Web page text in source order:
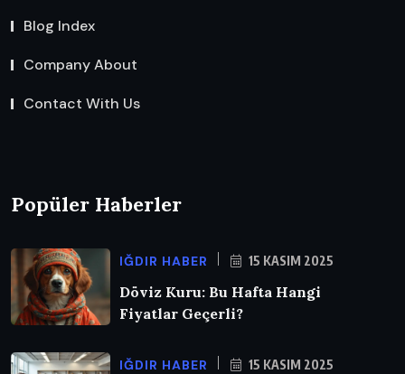
Blog Index
Company About
Contact With Us
Popüler Haberler
IĞDIR HABER 15 KASIM 2025
Döviz Kuru: Bu Hafta Hangi
Fiyatlar Geçerli?
IĞDIR HABER 15 KASIM 2025